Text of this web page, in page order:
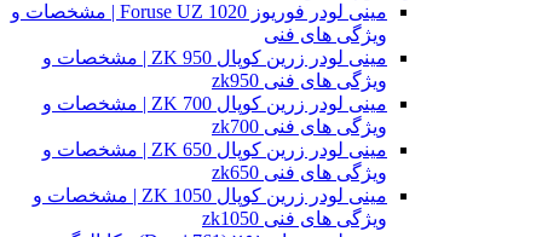
مینی لودر فوریوز Foruse UZ 1020 | مشخصات و
ویژگی های فنی
مینی لودر زرین کوپال ZK 950 | مشخصات و
ویژگی های فنی zk950
مینی لودر زرین کوپال ZK 700 | مشخصات و
ویژگی های فنی zk700
مینی لودر زرین کوپال ZK 650 | مشخصات و
ویژگی های فنی zk650
مینی لودر زرین کوپال ZK 1050 | مشخصات و
ویژگی های فنی zk1050